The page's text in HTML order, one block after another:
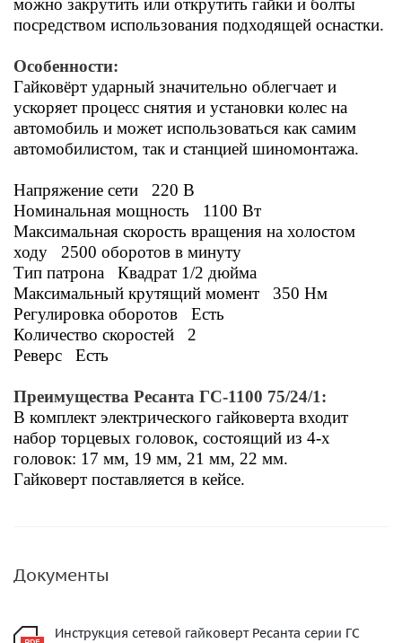
можно закрутить или открутить гайки и болты
посредством использования подходящей оснастки.
Особенности:
Гайковёрт ударный значительно облегчает и
ускоряет процесс снятия и установки колес на
автомобиль и может использоваться как самим
автомобилистом, так и станцией шиномонтажа.
Напряжение сети 220 В
Номинальная мощность 1100 Вт
Максимальная скорость вращения на холостом
ходу 2500 оборотов в минуту
Тип патрона Квадрат 1/2 дюйма
Максимальный крутящий момент 350 Нм
Регулировка оборотов Есть
Количество скоростей 2
Реверс Есть
Преимущества Ресанта ГС-1100 75/24/1:
В комплект электрического гайковерта входит
набор торцевых головок, состоящий из 4-х
головок: 17 мм, 19 мм, 21 мм, 22 мм.
Гайковерт поставляется в кейсе.
Документы
Инструкция сетевой гайковерт Ресанта серии ГС